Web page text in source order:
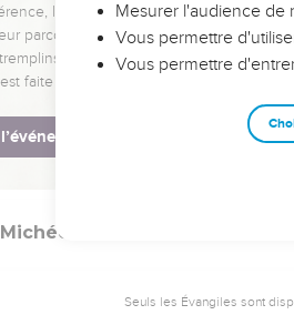
prosterner devant les dieux que tu
J’arracherai de chez ton peuple
14 Dans ma colère et ma fureur, je
La Bible Du Semeur
Michée
Seuls les Évangiles sont
Mesurer l'audience de
Vous permettre
Vous permettre